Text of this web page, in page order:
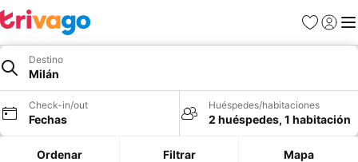
Favoritos
Iniciar
Destino
Milán
Check-in/out
Fechas
Huéspedes/habitaciones
2 huéspedes, 1 habitación
Ordenar Filtrar Mapa